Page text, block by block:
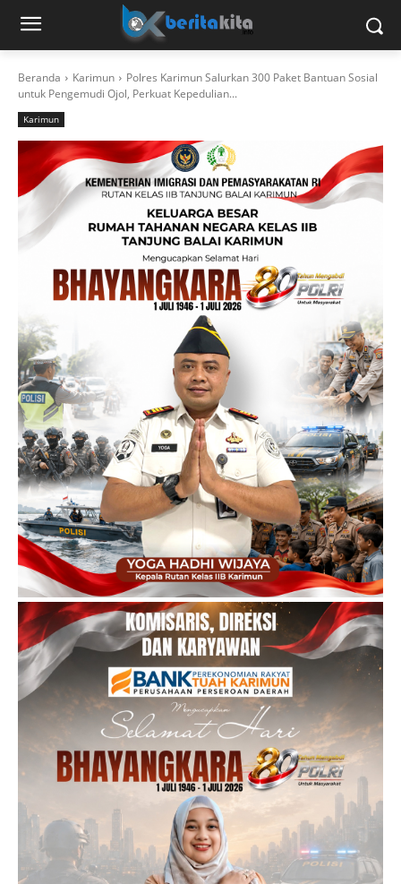
Beranda Karimun
Polres Karimun Salurkan 300 Paket Bantuan Sosial
untuk Pengemudi Ojol, Perkuat Kepedulian...
Karimun